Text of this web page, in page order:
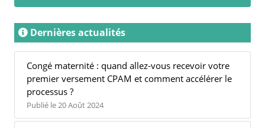
Dernières actualités
Congé maternité : quand allez-vous recevoir votre
premier versement CPAM et comment accélérer le
processus ?
Publié le 20 Août 2024